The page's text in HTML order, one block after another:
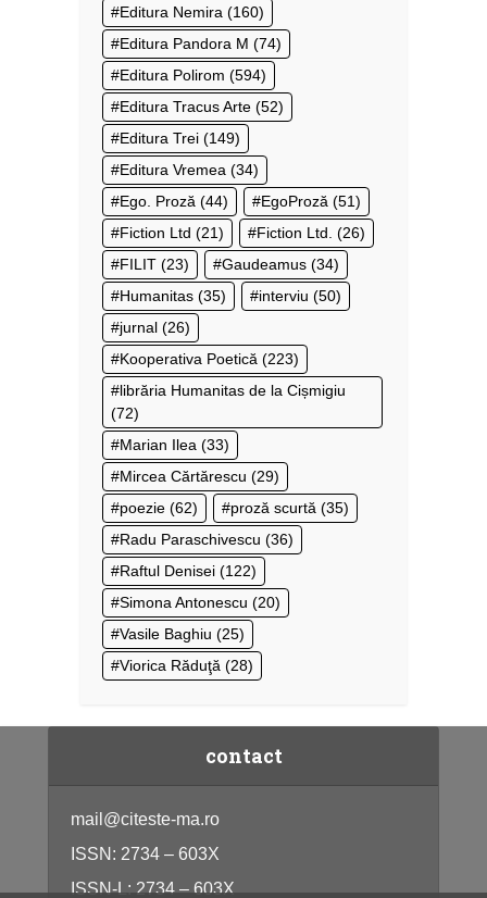
Editura Nemira (160)
Editura Pandora M (74)
Editura Polirom (594)
Editura Tracus Arte (52)
Editura Trei (149)
Editura Vremea (34)
Ego. Proză (44) EgoProză (51)
Fiction Ltd (21) Fiction Ltd. (26)
FILIT (23) Gaudeamus (34)
Humanitas (35) interviu (50)
jurnal (26)
Kooperativa Poetică (223)
librăria Humanitas de la Cișmigiu
(72)
Marian Ilea (33)
Mircea Cărtărescu (29)
poezie (62) proză scurtă (35)
Radu Paraschivescu (36)
Raftul Denisei (122)
Simona Antonescu (20)
Vasile Baghiu (25)
Viorica Răduţă (28)
contact
mail@citeste-ma.ro
ISSN: 2734 – 603X
ISSN-L: 2734 – 603X